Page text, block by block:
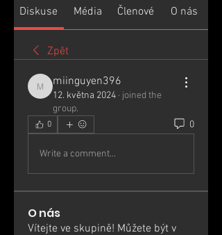
Diskuse Média Členové O nás
Zpět
miinguyen396
miinguyen396
12. května 2024 · joined the
group.
0 0
Write a comment...
O nás
Vítejte ve skupině! Můžete být v